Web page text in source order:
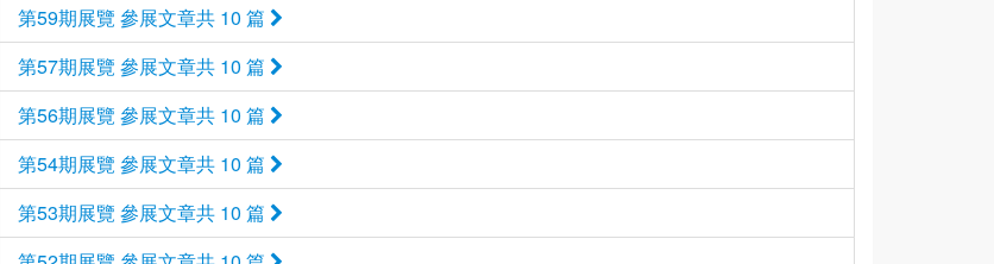
第59期展覽 參展文章共 10 篇
第57期展覽 參展文章共 10 篇
第56期展覽 參展文章共 10 篇
第54期展覽 參展文章共 10 篇
第53期展覽 參展文章共 10 篇